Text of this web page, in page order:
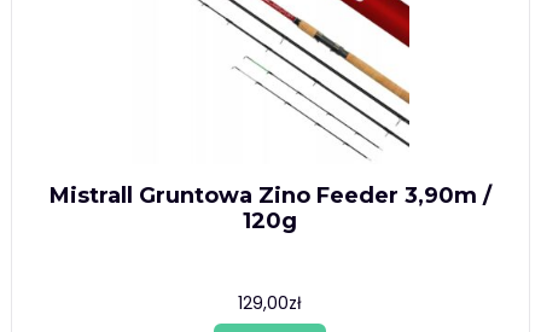
Mistrall Gruntowa Zino Feeder 3,90m /
120g
129,00zł